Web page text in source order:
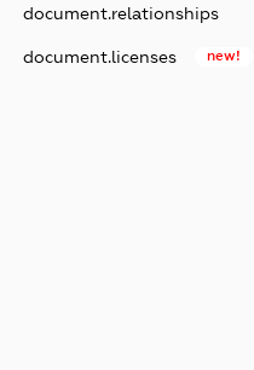
document.relationships
document.licenses new!